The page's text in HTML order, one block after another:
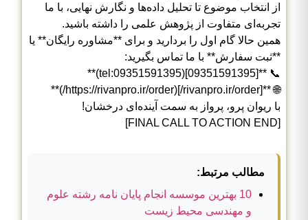
از انتخاب موضوع تا تحلیل داده‌ها و نگارش نهایی، با ما
تجربه‌ای متفاوت از پژوهش علمی را داشته باشید.
همین حالا گام اول را بردارید و برای **مشاوره رایگان** یا
**ثبت سفارش** با ما تماس بگیرید:
📞 **[09351591395](tel:09351591395)**
🌐 **[rivanpro.ir/order/](https://rivanpro.ir/order/)**
با ریوان پرو، پرواز به سمت آینده‌ای درخشان!
[FINAL CALL TO ACTION END]
مطالب مرتبط:
10 بهترین موسسه انجام پایان نامه رشته علوم
و مهندسی محیط زیست